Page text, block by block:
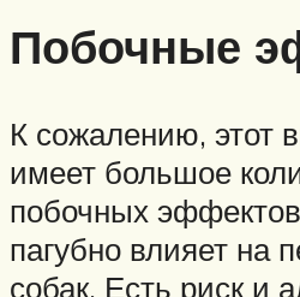
Побочные
К сожалению, этот
имеет большое
побочных
пагубно влияет на
собак. Есть риск и